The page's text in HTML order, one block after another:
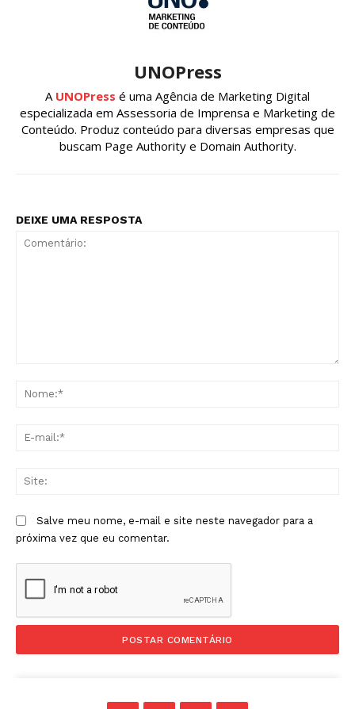
UNOPress
A UNOPress é uma Agência de Marketing Digital
especializada em Assessoria de Imprensa e Marketing de
Conteúdo. Produz conteúdo para diversas empresas que
buscam Page Authority e Domain Authority.
DEIXE UMA RESPOSTA
Salve meu nome, e-mail e site neste navegador para a
próxima vez que eu comentar.